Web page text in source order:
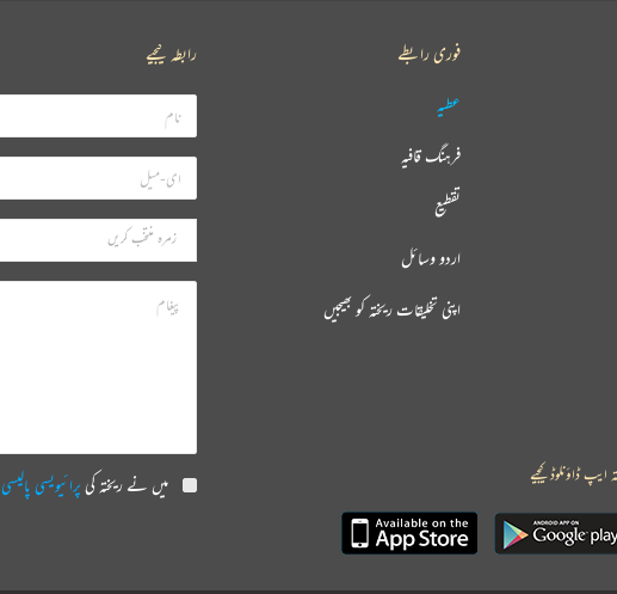
فوری رابطے
عطیہ
فرہنگ قافیہ
تقطیع
اردو وسائل
اپنی تخلیقات ریختہ کو بھیجیں
رابطہ کیجیے
میں نے ریختہ کیپرائیویسی پالیسی ایپ ڈاؤنلوڈ کیجیے